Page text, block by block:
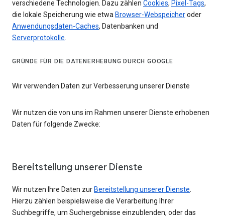
verschiedene Technologien. Dazu zählen Cookies, Pixel-Tags,
die lokale Speicherung wie etwa Browser-Webspeicheroder
Anwendungsdaten-Caches, Datenbanken und
Serverprotokolle.
GRÜNDE FÜR DIE DATENERHEBUNG DURCH GOOGLE
Wir verwenden Daten zur Verbesserung unserer Dienste
Wir nutzen die von uns im Rahmen unserer Dienste erhobenen
Daten für folgende Zwecke:
Bereitstellung unserer Dienste
Wir nutzen Ihre Daten zur Bereitstellung unserer Dienste
Hierzu zählen beispielsweise die Verarbeitung Ihrer
Suchbegriffe, um Suchergebnisse einzublenden, oder das